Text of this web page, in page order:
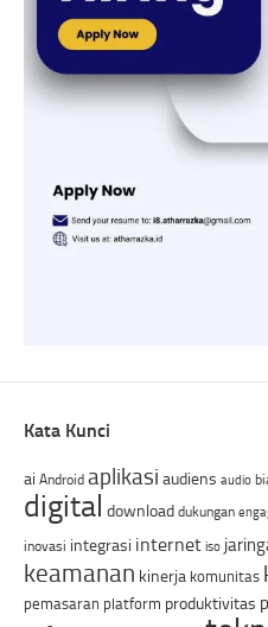
Kata Kunci
ai Android aplikasi audiens audio
digital download dukungan
inovasi integrasi internet iso
keamanan kinerja komunitas
pemasaran platform produktivitas